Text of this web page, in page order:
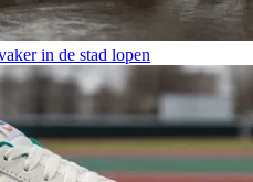
in de stad lopen